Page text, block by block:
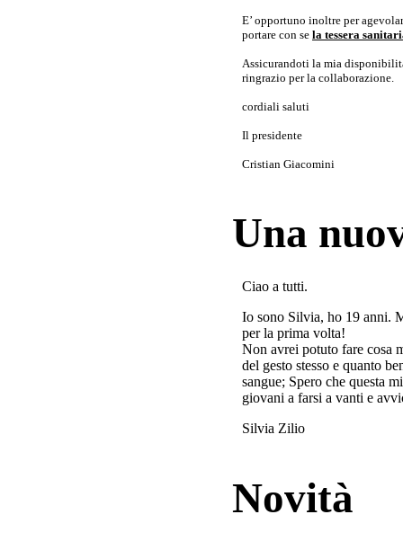
E’ opportuno inoltre per
portare con se la tessera
Assicurandoti la mia
ringrazio per la collaborazione.
cordiali saluti
Il presidente
Cristian Giacomini
Una
Ciao a tutti.
Io sono Silvia, ho 19 anni.
per la prima volta!
Non avrei potuto fare cosa
del gesto stesso e quanto
sangue; Spero che questa
giovani a farsi a vanti e
Silvia Zilio
Novità